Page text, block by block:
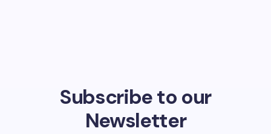
Subscribe to our
Newsletter